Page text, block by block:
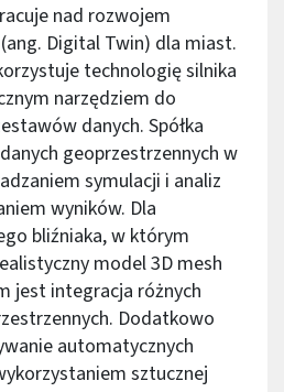
nad rozwojem
Digital Twin) dla miast.
technologię silnika
narzędziem do
danych. Spółka
geoprzestrzennych w
symulacji i analiz
wyników. Dla
bliźniaka, w którym
model 3D mesh
jest integracja różnych
Dodatkowo
automatycznych
sztucznej